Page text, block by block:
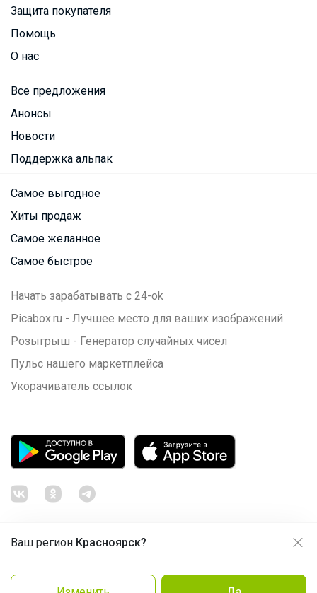
Ваш регион Красноярск?
Защита покупателя
Помощь
О нас
Все предложения
Анонсы
Новости
Поддержка альпак
Самое выгодное
Хиты продаж
Самое желанное
Самое быстрое
Начать зарабатывать с 24-ok
Picabox.ru - Лучшее место для ваших изображений
Розыгрыш - Генератор случайных чисел
Пульс нашего маркетплейса
Укорачиватель ссылок
Политика конфиденциальности
Продолжая использовать этот сайт и нажимая кнопку